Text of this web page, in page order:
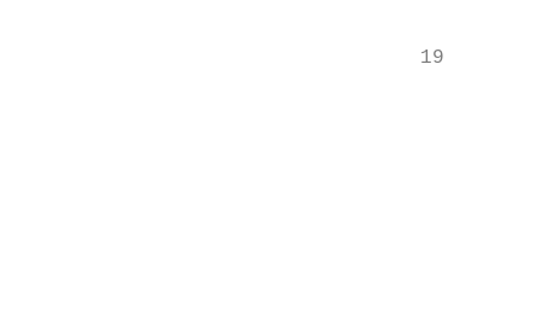
                                 19